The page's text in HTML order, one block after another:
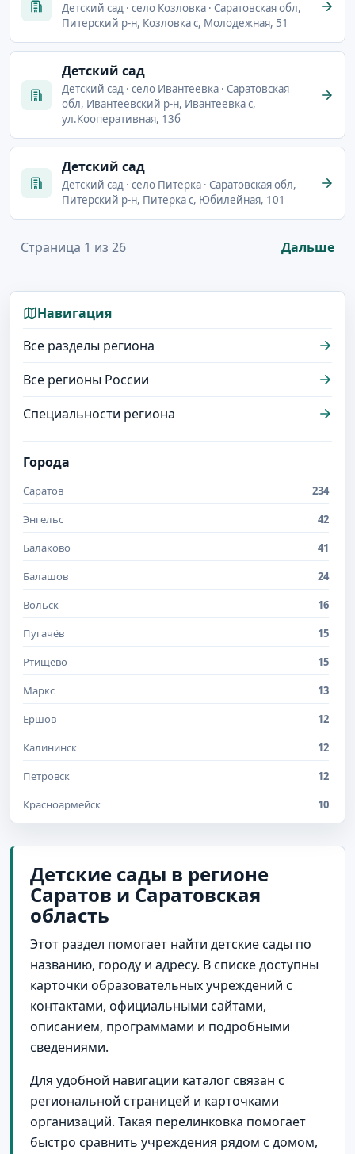
Детский сад · село Козловка · Саратовская обл,
Питерский р-н, Козловка с, Молодежная, 51
Детский сад
Детский сад · село Ивантеевка · Саратовская
обл, Ивантеевский р-н, Ивантеевка с,
ул.Кооперативная, 13б
Детский сад
Детский сад · село Питерка · Саратовская обл,
Питерский р-н, Питерка с, Юбилейная, 101
Страница 1 из 26 Дальше
Навигация
Все разделы региона
Все регионы России
Специальности региона
Города
Саратов
234
Энгельс
42
Балаково
41
Балашов
24
Вольск
16
Пугачёв
15
Ртищево
15
Маркс
13
Ершов
12
Калининск
12
Петровск
12
Красноармейск
10
Саратов и Саратовская область
поселок городского типа Озинки
село Питерка
поселок городского типа Базарный Карабулак
поселок городского типа Приволжский
поселок городского типа Дергачи
Хвалынск
село Александров Гай
Детские сады в регионе
Саратов и Саратовская
область
Этот раздел помогает найти детские сады по
названию, городу и адресу. В списке доступны
карточки образовательных учреждений с
контактами, официальными сайтами,
описанием, программами и подробными
сведениями.
Для удобной навигации каталог связан с
региональной страницей и карточками
организаций. Такая перелинковка помогает
быстро сравнить учреждения рядом с домом,